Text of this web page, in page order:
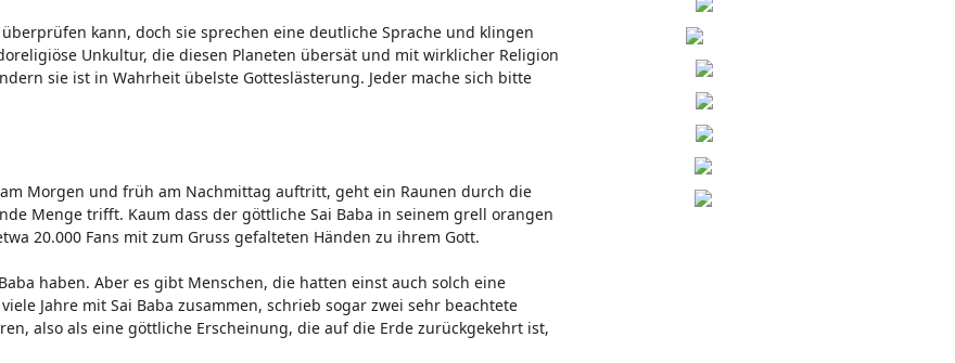
kann, doch sie sprechen eine deutliche Sprache und klingen
Unkultur, die diesen Planeten übersät und mit wirklicher Religion
sie ist in Wahrheit übelste Gotteslästerung. Jeder mache sich bitte
Morgen und früh am Nachmittag auftritt, geht ein Raunen durch die
Menge trifft. Kaum dass der göttliche Sai Baba in seinem grell orangen
20.000 Fans mit zum Gruss gefalteten Händen zu ihrem Gott.
haben. Aber es gibt Menschen, die hatten einst auch solch eine
Jahre mit Sai Baba zusammen, schrieb sogar zwei sehr beachtete
also als eine göttliche Erscheinung, die auf die Erde zurückgekehrt ist,